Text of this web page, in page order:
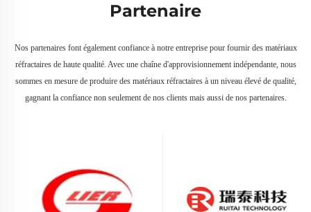
Partenaire
Nos partenaires font également confiance à notre entreprise pour fournir des matériaux
réfractaires de haute qualité. Avec une chaîne d'approvisionnement indépendante, nous
sommes en mesure de produire des matériaux réfractaires à un niveau élevé de qualité,
gagnant la confiance non seulement de nos clients mais aussi de nos partenaires.